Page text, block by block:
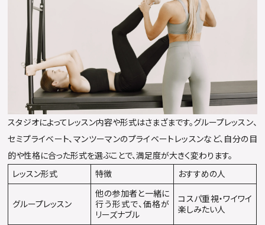
スタジオによってレッスン内容や形式はさまざまです。グループレッスン、
セミプライベート、マンツーマンのプライベートレッスンなど、自分の目
的や性格に合った形式を選ぶことで、満足度が大きく変わります。
レッスン形式
特徴 おすすめの人
グループレッスン
他の参加者と一緒に
行う形式で、価格が
リーズナブル
コスパ重視・ワイワイ
楽しみたい人